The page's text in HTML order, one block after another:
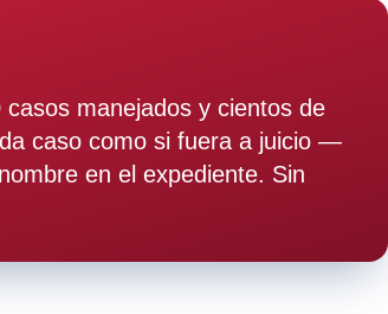
manejados y cientos de
caso como si fuera a juicio —
en el expediente. Sin